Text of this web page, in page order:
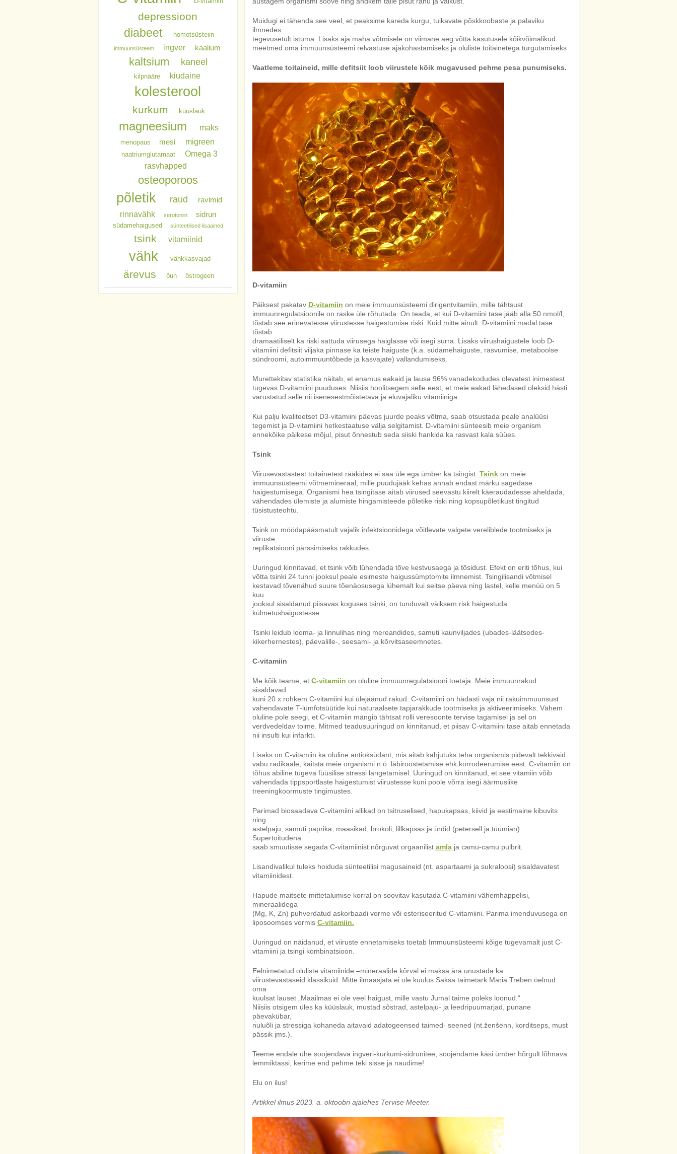
Muidugi ei tähenda see veel, et peaksime kareda kurgu, tuikavate põskkoobaste ja palaviku
ilmnedes
tegevusetult istuma. Lisaks aja maha võtmisele on viimane aeg võtta kasutusele kõikvõimalikud
meetmed oma immuunsüsteemi relvastuse ajakohastamiseks ja oluliste toitainetega turgutamiseks
Vaatleme toitaineid, mille defitsiit loob viirustele kõik mugavused pehme pesa punumiseks.
D-vitamiin
Päiksest pakatav D-vitamiin on meie immuunsüsteemi dirigentvitamiin, mille tähtsust
immuunregulatsioonile on raske üle rõhutada. On teada, et kui D-vitamiini tase jääb alla 50 nmol/l,
tõstab see erinevatesse viirustesse haigestumise riski. Kuid mitte ainult: D-vitamiini madal tase
tõstab
dramaatiliselt ka riski sattuda viirusega haiglasse või isegi surra. Lisaks viirushaigustele loob D-
vitamiini defitsiit viljaka pinnase ka teiste haiguste (k.a. südamehaiguste, rasvumise, metaboolse
sündroomi, autoimmuuntõbede ja kasvajate) vallandumiseks.
Murettekitav statistika näitab, et enamus eakaid ja lausa 96% vanadekodudes olevatest inimestest
tugevas D-vitamiini puuduses. Niisiis hoolitsegem selle eest, et meie eakad lähedased oleksid hästi
varustatud selle nii isenesestmõistetava ja eluvajaliku vitamiiniga.
Kui palju kvaliteetset D3-vitamiini päevas juurde peaks võtma, saab otsustada peale analüüsi
tegemist ja D-vitamiini hetkestaatuse välja selgitamist. D-vitamiini sünteesib meie organism
ennekõike päikese mõjul, pisut õnnestub seda siiski hankida ka rasvast kala süües.
Tsink
Viirusevastastest toitainetest rääkides ei saa üle ega ümber ka tsingist. Tsink on meie
immuunsüsteemi võtmemineraal, mille puudujääk kehas annab endast märku sagedase
haigestumisega. Organismi hea tsingitase aitab viirused seevastu kiirelt käeraudadesse aheldada,
vähendades ülemiste ja alumiste hingamisteede põletike riski ning kopsupõletikust tingitud
tüsistusteohtu.
Tsink on möödapääsmatult vajalik infektsioonidega võitlevate valgete vereliblede tootmiseks ja
viiruste
replikatsiooni pärssimiseks rakkudes.
Uuringud kinnitavad, et tsink võib lühendada tõve kestvusaega ja tõsidust. Efekt on eriti tõhus, kui
võtta tsinki 24 tunni jooksul peale esimeste haigussümptomite ilmnemist. Tsingilisandi võtmisel
kestavad tõvenähud suure tõenäosusega lühemalt kui seitse päeva ning lastel, kelle menüü on 5
kuu
jooksul sisaldanud piisavas koguses tsinki, on tunduvalt väiksem risk haigestuda
külmetushaigustesse.
Tsinki leidub looma- ja linnulihas ning mereandides, samuti kaunviljades (ubades-läätsedes-
kikerhernestes), päevalille-, seesami- ja kõrvitsaseemnetes.
C-vitamiin
Me kõik teame, et C-vitamiin on oluline immuunregulatsiooni toetaja. Meie immuunrakud
sisaldavad
kuni 20 x rohkem C-vitamiini kui ülejäänud rakud. C-vitamiini on hädasti vaja nii rakuimmuunsust
vahendavate T-lümfotsüütide kui naturaalsete tapjarakkude tootmiseks ja aktiveerimiseks. Vähem
oluline pole seegi, et C-vitamiin mängib tähtsat rolli veresoonte tervise tagamisel ja sel on
verdvedeldav toime. Mitmed teadusuuringud on kinnitanud, et piisav C-vitamiini tase aitab ennetada
nii insulti kui infarkti.
Lisaks on C-vitamiin ka oluline antioksüdant, mis aitab kahjutuks teha organismis pidevalt tekkivaid
vabu radikaale, kaitsta meie organismi n.ö. läbiroostetamise ehk korrodeerumise eest. C-vitamiin on
tõhus abiline tugeva füüsilise stressi langetamisel. Uuringud on kinnitanud, et see vitamiin võib
vähendada tippsportlaste haigestumist viirustesse kuni poole võrra isegi äärmuslike
treeningkoormuste tingimustes.
Parimad biosaadava C-vitamiini allikad on tsitruselised, hapukapsas, kiivid ja eestimaine kibuvits
ning
astelpaju, samuti paprika, maasikad, brokoli, lillkapsas ja ürdid (petersell ja tüümian).
Supertoitudena
saab smuutisse segada C-vitamiinist nõrguvat orgaanilist amlaja camu-camu pulbrit.
Lisandivalikul tuleks hoiduda sünteetilisi magusaineid (nt. aspartaami ja sukraloosi) sisaldavatest
vitamiinidest.
Hapude maitsete mittetalumise korral on soovitav kasutada C-vitamiini vähemhappelisi,
mineraalidega
(Mg, K, Zn) puhverdatud askorbaadi vorme või esteriseeritud C-vitamiini. Parima imenduvusega on
liposoomses vormis C-vitamiin.
Uuringud on näidanud, et viiruste ennetamiseks toetab Immuunsüsteemi kõige tugevamalt just C-
vitamiini ja tsingi kombinatsioon.
Eelnimetatud oluliste vitamiinide –mineraalide kõrval ei maksa ära unustada ka
viirustevastaseid klassikuid. Mitte ilmaasjata ei ole kuulus Saksa taimetark Maria Treben öelnud
oma
kuulsat lauset „Maailmas ei ole veel haigust, mille vastu Jumal taime poleks loonud.“
Niisiis otsigem üles ka küüslauk, mustad sõstrad, astelpaju- ja leedripuumarjad, punane
päevakübar,
nuluõli ja stressiga kohaneda aitavaid adatogeensed taimed- seened (nt.ženšenn, korditseps, must
pässik jms.).
Teeme endale ühe soojendava ingveri-kurkumi-sidrunitee, soojendame käsi ümber hõrgult lõhnava
lemmiktassi, kerime end pehme teki sisse ja naudime!
Elu on ilus!
Artikkel ilmus 2023. a. oktoobri ajalehes Tervise Meeter.
depressioon
diabeet homotsüsteiin
immuunsüsteem ingver kaalium
kaltsium kaneel
kilpnääre kiudaine
kolesterool
kurkum küüslauk
magneesium maks
menopaus mesi migreen
naatriumglutamaat
Omega 3
rasvhapped
osteoporoos
põletik raud ravimid
rinnavähk serotoniin sidrun
südamehaigused sünteetilised lisaained
tsink vitamiinid
vähk vähkkasvajad
ärevus õun östrogeen